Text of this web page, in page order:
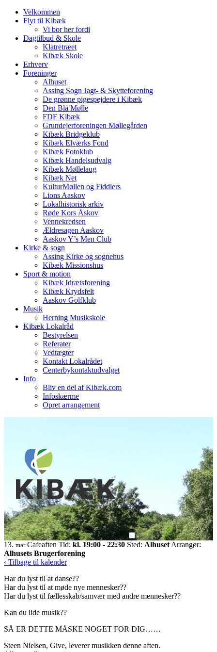
Velkommen
Flyt til Kibæk
Vi bor her fordi
Dagtilbud & Skole
Klatretræet
Kibæk Skole
Erhverv
Foreninger
Alhuset
Assing Sogn Jagt- & Skytteforening
De grønne pigespejdere i Kibæk
Den Blå Mølle
FDF Kibæk
Grundejerforeningen Møllegården
Kibæk Bridgeklub
Kibæk Elværks Fond
Kibæk Fotoklub
Kibæk Handelsudvalg
Kibæk Møllelaug
Kibæk Net
KulturMøllen og Fiddlers
Lions Aaskov
Lokalhistorisk arkiv
Røde Kors Åskov
Vennekredsen
Ældresagen Aaskov
Aaskov Y’s Men Club
Kirke & sogn
Assing Kirke og sognehus
Kibæk Missionshus
Sport & motion
Kibæk Idrætsforening
Kibæk Krydsfelt
Aaskov Golfklub
Musik
Herning Musikskole
Kibæk Lokalråd
Bestyrelsen
Referater
Vedtægter
Kontakt Lokalrådet
Centerbykontaktudvalget
Info
Bliv en del af Kibæk.com
Infoskærme
Opret arrangement
13. mar Cafeaften Tid: kl. 19:00 - 22:30 Sted: Alhuset Arrangør:
Alhusets Brugerforening
‹ Tilbage til kalender
Har du lyst til at danse??
Har du lyst til at møde nye mennesker??
Har du lyst til fællesskab/samvær med andre mennesker??
Kan du lide musik??
SÅ ER DETTE MÅSKE NOGET FOR DIG……
Steen Nielsen, Give, leverer musikken denne aften.